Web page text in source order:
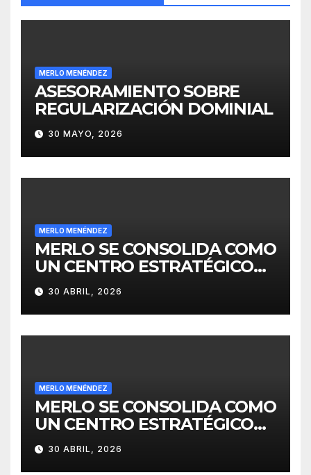
MERLO MENÉNDEZ
ASESORAMIENTO SOBRE
REGULARIZACIÓN DOMINIAL
30 MAYO, 2026
MERLO MENÉNDEZ
MERLO SE CONSOLIDA COMO
UN CENTRO ESTRATÉGICO
PARA EL DESARROLLO DE
INVERSIONES
30 ABRIL, 2026
MERLO MENÉNDEZ
MERLO SE CONSOLIDA COMO
UN CENTRO ESTRATÉGICO
PARA EL DESARROLLO DE
INVERSIONES
30 ABRIL, 2026